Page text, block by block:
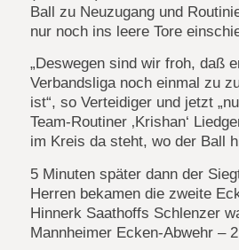
Ball zu Neuzugang und
nur noch ins leere Tore
„Deswegen sind wir froh, daß
Verbandsliga noch einmal zu
ist“, so Verteidiger und jetzt
Team-Routiner ‚Krishan‘
im Kreis da steht, wo der Ball
5 Minuten später dann der
Herren bekamen die zweite
Hinnerk Saathoffs Schlenzer
Mannheimer Ecken-Abwehr –